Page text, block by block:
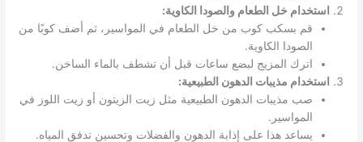
استخدام خل الطعام والصودا الكاوية:
قم بسكب كوب من خل الطعام في المواسير، ثم أضف كوبًا من
الصودا الكاوية.
اترك المزيج لبضع ساعات قبل أن تشطف بالماء الساخن.
استخدام مذيبات الدهون الطبيعية:
صب مذيبات الدهون الطبيعية مثل زيت الزيتون أو زيت اللوز في
المواسير.
يساعد هذا على إذابة الدهون والفضلات وتحسين تدفق المياه.